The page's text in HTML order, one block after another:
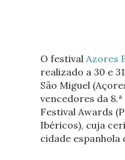
O festival Azores
realizado a 30 e
São Miguel
vencedores da
Festival Awards
Ibéricos), cuja
cidade espanhola